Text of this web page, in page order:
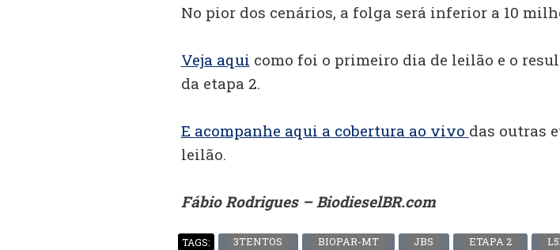
No pior dos cenários, a folga será inferior a 10
Veja aqui como foi o primeiro dia de leilão e o
da etapa 2.
E acompanhe aqui a cobertura ao vivo das outras
leilão.
Fábio Rodrigues – BiodieselBR.com
TAGS: 3TENTOS BIOPAR-MT JBS ETAPA 2